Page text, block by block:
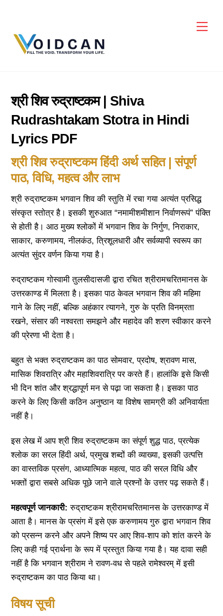
content
श्री शिव रुद्राष्टकम | Shiva
Rudrashtakam Stotra in Hindi
Lyrics PDF
श्री शिव रुद्राष्टकम हिंदी अर्थ सहित | संपूर्ण
पाठ, विधि, महत्व और लाभ
श्री रुद्राष्टकम भगवान शिव की स्तुति में रचा गया अत्यंत प्रसिद्ध
संस्कृत स्तोत्र है। इसकी शुरुआत “नमामीशमीशान निर्वाणरूपं” पंक्ति
से होती है। आठ मुख्य श्लोकों में भगवान शिव के निर्गुण, निराकार,
साकार, करुणामय, नीलकंठ, त्रिशूलधारी और सर्वव्यापी स्वरूप का
अत्यंत सुंदर वर्णन किया गया है।
रुद्राष्टकम गोस्वामी तुलसीदासजी द्वारा रचित श्रीरामचरितमानस के
उत्तरकाण्ड में मिलता है। इसका पाठ केवल भगवान शिव की महिमा
गाने के लिए नहीं, बल्कि अहंकार त्यागने, गुरु के प्रति विनम्रता
रखने, संसार की नश्वरता समझने और महादेव की शरण स्वीकार करने
की प्रेरणा भी देता है।
बहुत से भक्त रुद्राष्टकम का पाठ सोमवार, प्रदोष, श्रावण मास,
मासिक शिवरात्रि और महाशिवरात्रि पर करते हैं। हालांकि इसे किसी
भी दिन शांत और श्रद्धापूर्ण मन से पढ़ा जा सकता है। इसका पाठ
करने के लिए किसी कठिन अनुष्ठान या विशेष सामग्री की अनिवार्यता
नहीं है।
इस लेख में आप श्री शिव रुद्राष्टकम का संपूर्ण शुद्ध पाठ, प्रत्येक
श्लोक का सरल हिंदी अर्थ, प्रमुख शब्दों की व्याख्या, इसकी उत्पत्ति
का वास्तविक प्रसंग, आध्यात्मिक महत्व, पाठ की सरल विधि और
भक्तों द्वारा सबसे अधिक पूछे जाने वाले प्रश्नों के उत्तर पढ़ सकते हैं।
महत्वपूर्ण जानकारी: रुद्राष्टकम श्रीरामचरितमानस के उत्तरकाण्ड में
आता है। मानस के प्रसंग में इसे एक करुणामय गुरु द्वारा भगवान शिव
को प्रसन्न करने और अपने शिष्य पर आए शिव-शाप को शांत करने के
लिए कही गई प्रार्थना के रूप में प्रस्तुत किया गया है। यह दावा सही
नहीं है कि भगवान श्रीराम ने रावण-वध से पहले रामेश्वरम् में इसी
रुद्राष्टकम का पाठ किया था।
विषय सूची